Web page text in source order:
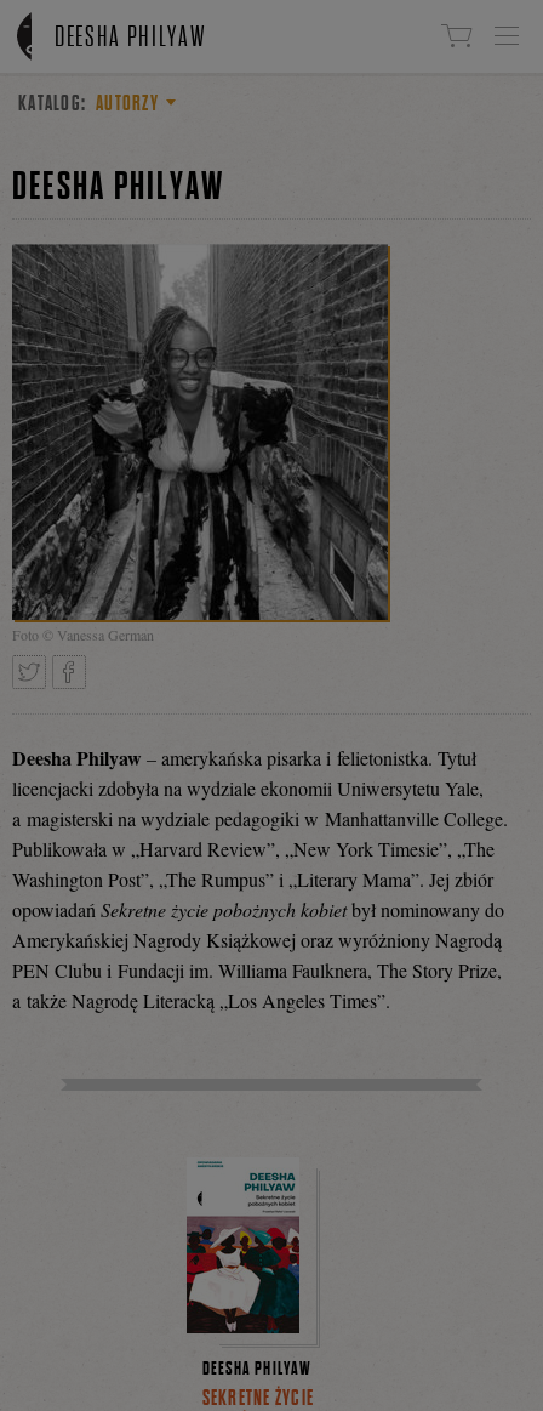
Linki do przejścia
DEESHA PHILYAW
KATALOG: AUTORZY
DEESHA PHILYAW
Foto © Vanessa German
się
na
Deesha Philyaw –amerykańska pisarka i felietonistka. Tytuł
licencjacki zdobyła na wydziale ekonomii Uniwersytetu Yale,
a magisterski na wydziale pedagogiki w Manhattanville College.
Publikowała w „Harvard Review”, „New York Timesie”, „The
Washington Post”, „The Rumpus” i „Literary Mama”. Jej zbiór
opowiadań Sekretne życie pobożnych kobietbył nominowany do
Amerykańskiej Nagrody Książkowej oraz wyróżniony Nagrodą
PEN Clubu i Fundacji im. Williama Faulknera, The Story Prize,
a także Nagrodę Literacką „Los Angeles Times”.
DEESHA PHILYAW
SEKRETNE ŻYCIE